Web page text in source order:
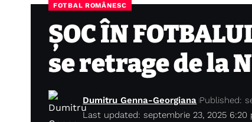
FOTBAL ROMÂNESC
ȘOC ÎN
se retrage de la
Last updated: septembrie 23, 2025 6:20
Dumitru Genna-Georgiana Published: